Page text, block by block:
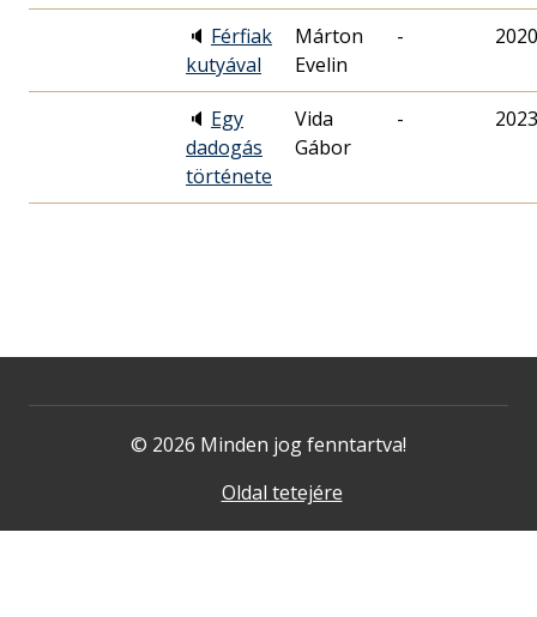
🔈 Férfiak
kutyával
Márton
Evelin
-
🔈 Egy
dadogás
története
Vida
Gábor
-
© 2026 Minden jog fenntartva!
Oldal tetejére